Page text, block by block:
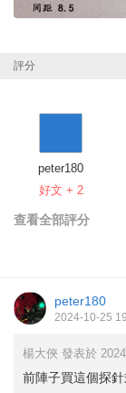
評分
peter180
好文 + 2
查看全部評分
peter180
2024-10-25
楊大俠 發表於
前陣子買這個探